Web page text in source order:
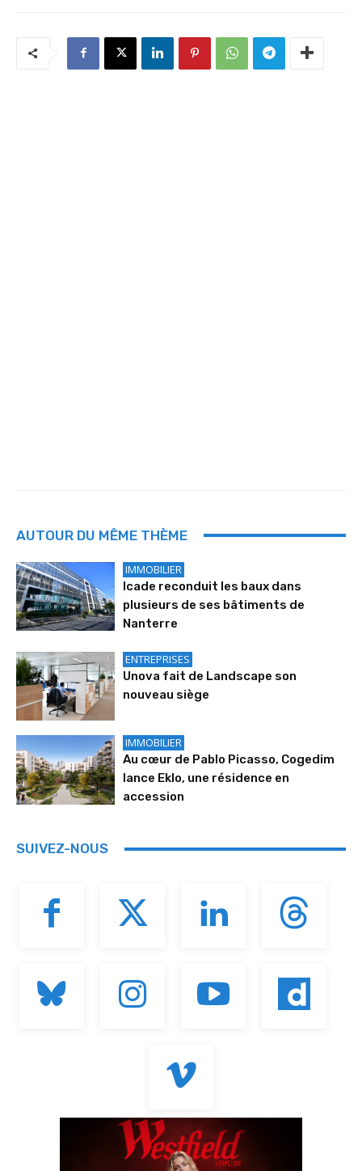
AUTOUR DU MÊME THÈME
IMMOBILIER
Icade reconduit les baux dans
plusieurs de ses bâtiments de
Nanterre
ENTREPRISES
Unova fait de Landscape son
nouveau siège
IMMOBILIER
Au cœur de Pablo Picasso, Cogedim
lance Eklo, une résidence en
accession
SUIVEZ-NOUS